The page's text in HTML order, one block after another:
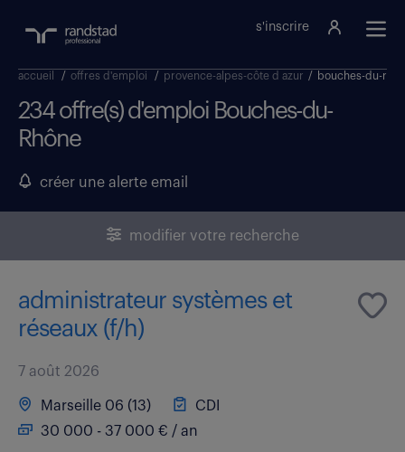
s'inscrire
accueil / offres d'emploi / provence-alpes-côte d azur / bouches-du-
234 offre(s) d'emploi Bouches-du-
Rhône
créer une alerte email
modifier votre recherche
administrateur systèmes et
réseaux (f/h)
7 août 2026
Marseille 06 (13)
CDI
30 000 - 37 000 € / an